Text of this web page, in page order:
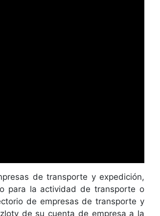
de transporte y expedición,
para la actividad de transporte o
de empresas de transporte y
de su cuenta de empresa a la